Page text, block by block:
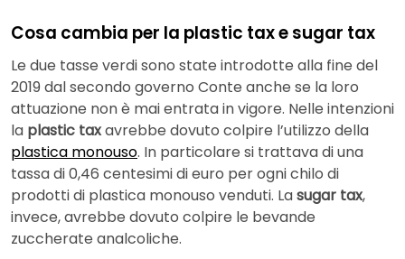
Cosa cambia per la plastic tax e sugar tax
Le due tasse verdi sono state introdotte alla fine del
2019 dal secondo governo Conte anche se la loro
attuazione non è mai entrata in vigore. Nelle intenzioni
la plastic taxavrebbe dovuto colpire l’utilizzo della
plastica monouso. In particolare si trattava di una
tassa di 0,46 centesimi di euro per ogni chilo di
prodotti di plastica monouso venduti. Lasugar tax,
invece, avrebbe dovuto colpire le bevande
zuccherate analcoliche.